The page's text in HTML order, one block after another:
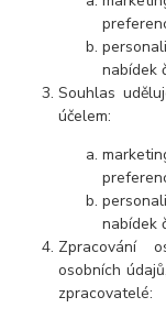
nabídek
Souhlas
účelem:
nabídek
Zpracování
osobních
zpracovatelé: